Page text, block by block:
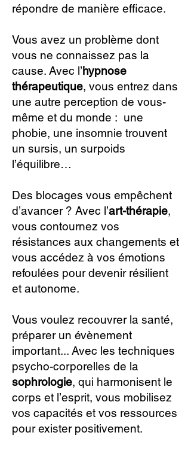
répondre de manière efficace.
Vous avez un problème dont
vous ne connaissez pas la
cause. Avec l’hypnose
thérapeutique, vous entrez dans
une autre perception de vous-
même et du monde : une
phobie, une insomnie trouvent
un sursis, un surpoids
l’équilibre…
Des blocages vous empêchent
d’avancer ? Avec l’art-thérapie,
vous contournez vos
résistances aux changements et
vous accédez à vos émotions
refoulées pour devenir résilient
et autonome.
Vous voulez recouvrer la santé,
préparer un évènement
important... Avec les techniques
psycho-corporelles de la
sophrologie, qui harmonisent le
corps et l’esprit, vous mobilisez
vos capacités et vos ressources
pour exister positivement.